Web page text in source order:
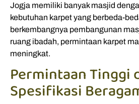
Jogja memiliki banyak masjid
kebutuhan karpet yang berbeda-
berkembangnya pembangunan
ruang ibadah, permintaan karpet
meningkat.
Permintaan Tinggi
Spesifikasi